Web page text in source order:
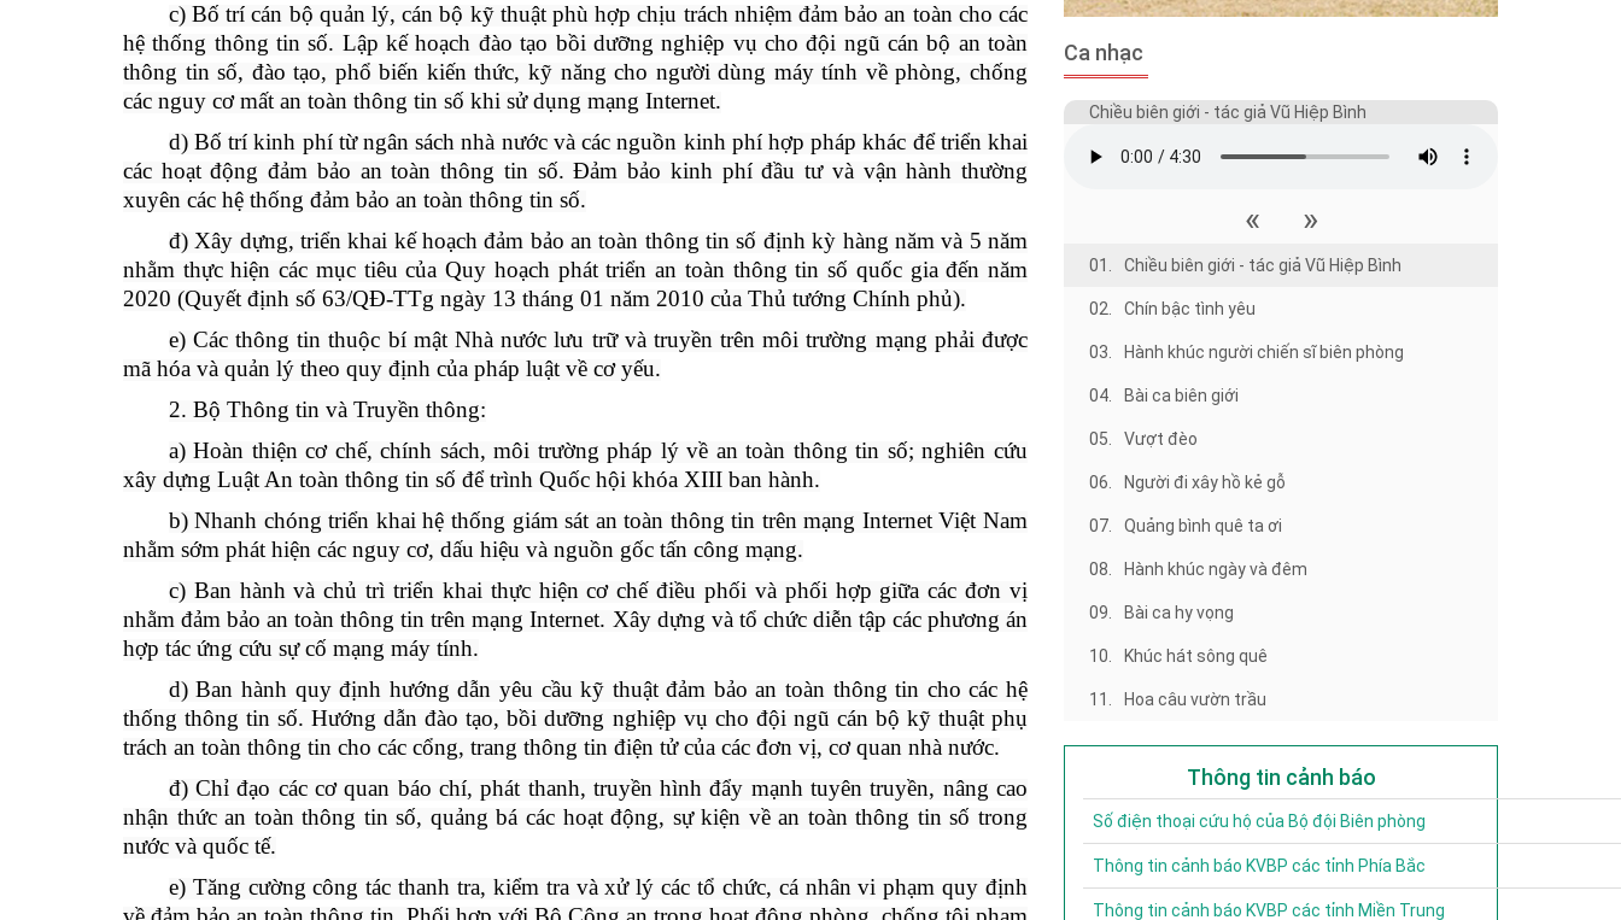
c) Bố trí cán bộ quản lý, cán bộ kỹ thuật phù hợp chịu trách nhiệm đảm bảo an toàn cho các
hệ thống thông tin số. Lập kế hoạch đào tạo bồi dưỡng nghiệp vụ cho đội ngũ cán bộ an toàn
thông tin số, đào tạo, phổ biến kiến thức, kỹ năng cho người dùng máy tính về phòng, chống
các nguy cơ mất an toàn thông tin số khi sử dụng mạng Internet.
d) Bố trí kinh phí từ ngân sách nhà nước và các nguồn kinh phí hợp pháp khác để triển khai
các hoạt động đảm bảo an toàn thông tin số. Đảm bảo kinh phí đầu tư và vận hành thường
xuyên các hệ thống đảm bảo an toàn thông tin số.
đ) Xây dựng, triển khai kế hoạch đảm bảo an toàn thông tin số định kỳ hàng năm và 5 năm
nhằm thực hiện các mục tiêu của Quy hoạch phát triển an toàn thông tin số quốc gia đến năm
2020 (Quyết định số 63/QĐ-TTg ngày 13 tháng 01 năm 2010 của Thủ tướng Chính phủ).
e) Các thông tin thuộc bí mật Nhà nước lưu trữ và truyền trên môi trường mạng phải được
mã hóa và quản lý theo quy định của pháp luật về cơ yếu.
2. Bộ Thông tin và Truyền thông:
a) Hoàn thiện cơ chế, chính sách, môi trường pháp lý về an toàn thông tin số; nghiên cứu
xây dựng Luật An toàn thông tin số để trình Quốc hội khóa XIII ban hành.
b) Nhanh chóng triển khai hệ thống giám sát an toàn thông tin trên mạng Internet Việt Nam
nhằm sớm phát hiện các nguy cơ, dấu hiệu và nguồn gốc tấn công mạng.
c) Ban hành và chủ trì triển khai thực hiện cơ chế điều phối và phối hợp giữa các đơn vị
nhằm đảm bảo an toàn thông tin trên mạng Internet. Xây dựng và tổ chức diễn tập các phương án
hợp tác ứng cứu sự cố mạng máy tính.
d) Ban hành quy định hướng dẫn yêu cầu kỹ thuật đảm bảo an toàn thông tin cho các hệ
thống thông tin số. Hướng dẫn đào tạo, bồi dưỡng nghiệp vụ cho đội ngũ cán bộ kỹ thuật phụ
trách an toàn thông tin cho các cổng, trang thông tin điện tử của các đơn vị, cơ quan nhà nước.
đ) Chỉ đạo các cơ quan báo chí, phát thanh, truyền hình đẩy mạnh tuyên truyền, nâng cao
nhận thức an toàn thông tin số, quảng bá các hoạt động, sự kiện về an toàn thông tin số trong
nước và quốc tế.
e) Tăng cường công tác thanh tra, kiểm tra và xử lý các tổ chức, cá nhân vi phạm quy định
Ca nhạc
Chiều biên giới - tác giả Vũ Hiệp Bình
« »
01. Chiều biên giới - tác giả Vũ Hiệp Bình
02. Chín bậc tình yêu
03. Hành khúc người chiến sĩ biên phòng
04. Bài ca biên giới
05. Vượt đèo
06. Người đi xây hồ kẻ gỗ
07. Quảng bình quê ta ơi
08. Hành khúc ngày và đêm
09. Bài ca hy vọng
10. Khúc hát sông quê
11. Hoa câu vườn trầu
Thông tin cảnh báo
Số điện thoại cứu hộ của Bộ đội Biên phòng
Thông tin cảnh báo KVBP các tỉnh Phía Bắc
Thông tin cảnh báo KVBP các tỉnh Miền Trung